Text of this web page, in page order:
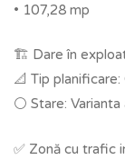
• 107,28 mp
🏗 Dare în
📐 Tip
⚪️ Stare: Varianta
✅ Zonă cu trafic